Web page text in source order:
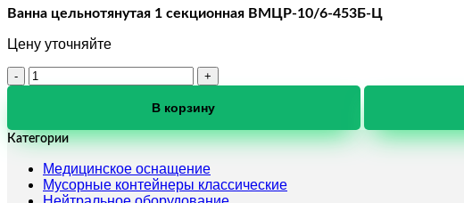
Ванна цельнотянутая 1 секционная ВМЦР-10/6-453Б-Ц
Цену уточняйте
Количество
товара
1
ВМЦР-10/6-
453Б-
В корзину
Категории
Медицинское оснащение
Мусорные контейнеры классические